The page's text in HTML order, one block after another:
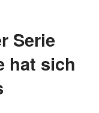
Serie
hat sich